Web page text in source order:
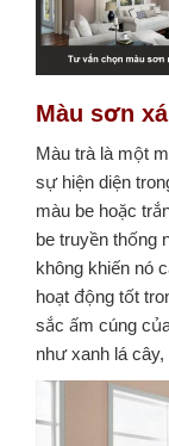
Màu sơn
Màu trà là một
sự hiện diện
màu be hoặc
be truyền thống
không khiến nó
hoạt động tốt
sắc ấm cúng
như xanh lá